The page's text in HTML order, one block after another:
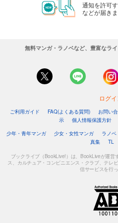
通知を許可
などが届きま
無料マンガ・ラノベなど、豊富なラ
ログ
ご利用ガイド FAQ(よくある質問) お問い
示
個人情報保護方針
少年・青年マンガ
少女・女性マンガ ラノベ
真集
TL
ブックライブ（BookLive!）は、BookLiveが運営
ス、カルチュア・コンビニエンス・クラブ、テレ
信サービスを行っ